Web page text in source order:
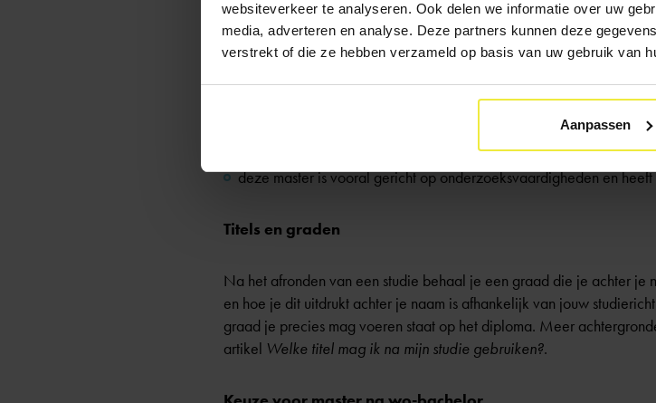
websiteverkeer te analyseren. Ook delen we informatie over uw
media, adverteren en analyse. Deze partners kunnen deze
verstrekt of die ze hebben verzameld op basis van uw gebruik van
Aanpassen
Master
je kunt zelf kiezen uit verschillende masters in dezelfde
je kunt vaak ook kiezen uit masters in een andere studierichting
tijdens de master volg je vakken om je te specialiseren in een
deze master is vooral gericht op onderzoeksvaardigheden en
Titels en graden
Na het afronden van een studie behaal je een graad die je achter
en hoe je dit uitdrukt achter je naam is afhankelijk van jouw
graad je precies mag voeren staat op het diploma. Meer
artikel Welke titel mag ik na mijn studie gebruiken?.